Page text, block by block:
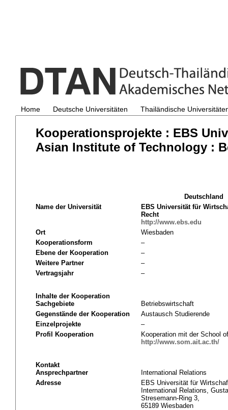
Home Deutsche Universitäten Thailändische
Kooperationsprojekte : EBS
Asian Institute of Technology :
Deutschland
Name der Universität
EBS Universität für
Recht
http://www.ebs.edu
Ort
Wiesbaden
Kooperationsform
–
Ebene der Kooperation
–
Weitere Partner
–
Vertragsjahr
–
Inhalte der Kooperation
Sachgebiete
Betriebswirtschaft
Gegenstände der Kooperation
Austausch Studierende
Einzelprojekte
–
Profil Kooperation
Kooperation mit der School
http://www.som.ait.ac.th/
Kontakt
Ansprechpartner
International Relations
Adresse
EBS Universität für
International Relations,
Stresemann-Ring 3,
65189 Wiesbaden